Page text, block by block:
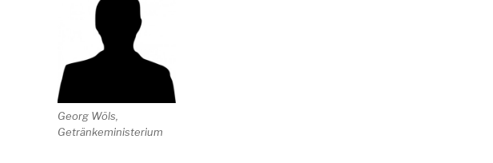
Georg Wöls,
Getränkeministerium